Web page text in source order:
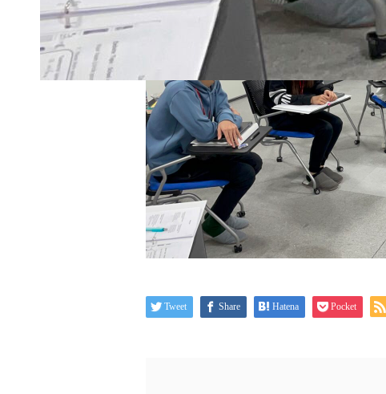
Tweet Share Hatena Pocket